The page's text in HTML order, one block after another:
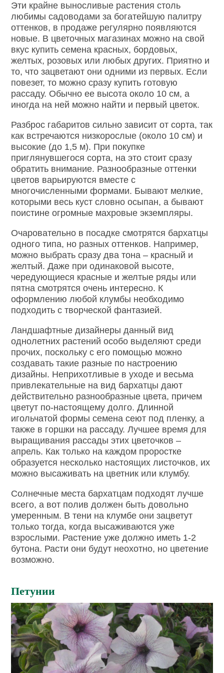
Эти крайне выносливые растения столь
любимы садоводами за богатейшую палитру
оттенков, в продаже регулярно появляются
новые. В цветочных магазинах можно на свой
вкус купить семена красных, бордовых,
желтых, розовых или любых других. Приятно и
то, что зацветают они одними из первых. Если
повезет, то можно сразу купить готовую
рассаду. Обычно ее высота около 10 см, а
иногда на ней можно найти и первый цветок.
Разброс габаритов сильно зависит от сорта, так
как встречаются низкорослые (около 10 см) и
высокие (до 1,5 м). При покупке
приглянувшегося сорта, на это стоит сразу
обратить внимание. Разнообразные оттенки
цветов варьируются вместе с
многочисленными формами. Бывают мелкие,
которыми весь куст словно осыпан, а бывают
поистине огромные махровые экземпляры.
Очаровательно в посадке смотрятся бархатцы
одного типа, но разных оттенков. Например,
можно выбрать сразу два тона – красный и
желтый. Даже при одинаковой высоте,
чередующиеся красные и желтые ряды или
пятна смотрятся очень интересно. К
оформлению любой клумбы необходимо
подходить с творческой фантазией.
Ландшафтные дизайнеры данный вид
однолетних растений особо выделяют среди
прочих, поскольку с его помощью можно
создавать такие разные по настроению
дизайны. Неприхотливые в уходе и весьма
привлекательные на вид бархатцы дают
действительно разнообразные цвета, причем
цветут по-настоящему долго. Длинной
игольчатой формы семена сеют под пленку, а
также в горшки на рассаду. Лучшее время для
выращивания рассады этих цветочков –
апрель. Как только на каждом проростке
образуется несколько настоящих листочков, их
можно высаживать на цветник или клумбу.
Солнечные места бархатцам подходят лучше
всего, а вот полив должен быть довольно
умеренным. В тени на клумбе они зацветут
только тогда, когда высаживаются уже
взрослыми. Растение уже должно иметь 1-2
бутона. Расти они будут неохотно, но цветение
возможно.
Петунии